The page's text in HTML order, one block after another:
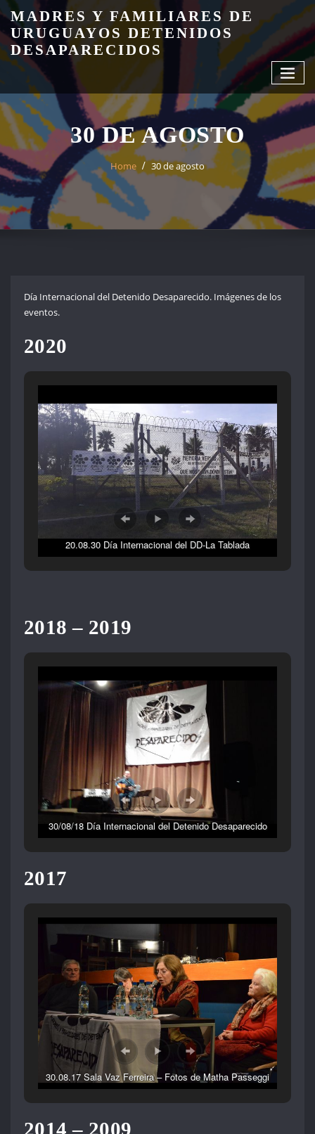
Skip
content
MADRES Y FAMILIARES DE
URUGUAYOS DETENIDOS
DESAPARECIDOS
30 DE AGOSTO
Home 30 de agosto
Día Internacional del Detenido Desaparecido. Imágenes de los
eventos.
2020
20.08.30 Día Internacional del DD-La Tablada
2018 – 2019
30/08/18 Día Internacional del Detenido Desaparecido
2017
30.08.17 Sala Vaz Ferreira – Fotos de Matha Passeggi
2014 – 2009